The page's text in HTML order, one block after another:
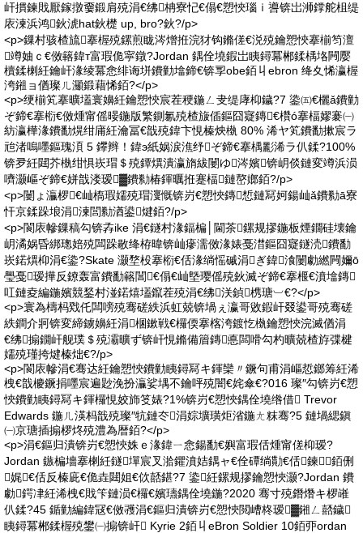
屽摜鍊戝厭鎵撴嫑鍛肩殑涓€绋柟寮忋€傝€愬悏瑙ｉ噵锛岀浉鐣舵柤缇
庡湅浜鸿鈥淲hat鈥檚 up, bro?鈥?/p>
<p>鏁村骇楂旈搴楃殑鏍煎眬涔熷拰浣犲钩鏅傞€涚殑鑰愬悏搴椾笉澶
竴妯ｃ€傚簵鍏т富瑕佹寜鐓?Jordan 鍝佺墝鍜岀眱鐞冪郴鍒楀垎闁嬮
櫝鍒楋紝鑰屽湪绫冪悆绯诲垪鐨勭墖鍗€锛孠obe銆丩ebron 绛夊悕瀛楃
洿鎺ョ偤璨ㄦ灦鍛藉悕銆?</p>
<p>绠椾笂搴曠壒寰嬶紝鑰愬悏宸茬稉鍦ㄥ叏缇庨枊鐬?7 鍌㈤€欐ǎ鐨勭
ぞ鍗€搴椼€傚煄甯傜暥鍦版繁鍘氱殑楂旇偛鏂囧寲鏄€欑ó搴楅嫪褰㈠
紡瀛樺湪鐨勫熀绀庯紝瀹冨€戠殑鍏卞悓榛炴槸 80% 浠ヤ笂鐨勫摗宸ラ
兘渚嗚嚜鏂瑰湏 5 鑻辫！鍏э紙娲涙潐纾ぞ鍗€搴楀彲浠ラ仈鍒?100%
锛夛紝閮芥槸绀惧崁瑁＄殑鐔熼潰瀛旓紱闄ゆ涔嬪锛岄倓鏈変竴浜涢
嚌灏嶇ぞ鍗€姘戠溇瑷▓鐨勬椿鍕曞拰蹇楅鏈嶅嫏銆?/p>
<p>闄ょ灜椤€屾槗瑕嬬殑瑁濅慨锛岃€愬悏鏄惁鏈冩妸鍚屾ǎ鐨勬ā寮
忓京鍒跺埌涓湅閭勬湭鍙煡銆?/p>
<p>閬庡幓鏁稿勾锛孨ike 涓€鐩村湪鍢楄│閫茶鏍规摎鍦板煙鐗硅壊鑰
岄潏娲昏綁璁婄殑闆跺敭绛栫暐锛屾瘮濡傚湪婊戞澘鏂囧寲鐩涜鐨勫
崁鍩熼枊涓€鍌?Skate 灏堥杸搴椼€佸湪绱愮磩涓ぎ鍏湌闄勮繎闁嬭ō
璺戞瑷撶反鐐轰富鐨勫簵閶€傝€屾墍璎傜殑鈥滅ぞ鍗€搴椻€濆墖鏄
叿鏈夌編鍦嬪競鍫村湴鍩熺壒鑹茬殑涓€绋浂鍞槜瑭︺€?</p>
<p>寰為檮杩戣仛闆嗙殑骞磋紩浜虹兢锛堝ぇ瀛哥敓鍜屽叕鍙哥殑骞磋
紩鐧介牁锛変締鐪嬶紝涓棞鏉戦€欏偄搴楁洿鍍忔槸鑰愬悏浣滅偤涓
€绋搧鐗屽舰璞＄殑灞曠ず锛屽悓鏅備篃鏄悳闆嗗勾杓曠兢楂斿弽楗
嬬殑瑾挎煡榛炪€?/p>
<p>閬庡幓涓€骞达紝鑰愬悏鐨勭眱鐞冩キ鍕欒〃鐝句甫涓嶇悊鎯筹紝浠
栧€戠櫦鐝捐嚜宸遍尟浼扮灜娑堣不鑰呯殑闇€姹傘€?016 璨″勾锛岃€愬
悏鐨勭眱鐞冩キ鍕欏悓姣斾笅婊?1%锛岃€愬悏鍝佺墝绺借 Trevor
Edwards 鍦ㄦ渶杩戠殑璨″牨鏈冭涓婃壙璜炬渻鍦ㄤ粖骞?5 鏈堝緦鎭
㈠京瑭插搧椤炵殑澧為暦銆?</p>
<p>涓€鏂归潰锛岃€愬悏姝ｅ湪鍏ㄧ悆鍚勫€嬩富瑕佸煄甯傞枊瑷?
Jordan 鏃楄墻搴楋紝鐩墠宸叉湁鑺濆姞鍝ャ€佺磹绱勩€佸鍊銆侀
娓€佸反榛庛€佹垚閮姐€佽嚭鍖?7 鍌紝鏍规摎鑰愬悏灏?Jordan 鐨
勮鍔冿紝浠栧€戝笇鏈涢€欏€嬪瓙鍝佺墝鍦?2020 骞寸殑鐕熸キ椤嶉
仈鍒?45 鍎勭編鍏冦€傚彟涓€鏂归潰锛岃€愬悏閲嶆柊瑷▓鎺ㄥ嚭鐬
眱鐞冪郴鍒楃殑鐢㈠搧锛屽 Kyrie 2銆丩eBron Soldier 10銆丣ordan